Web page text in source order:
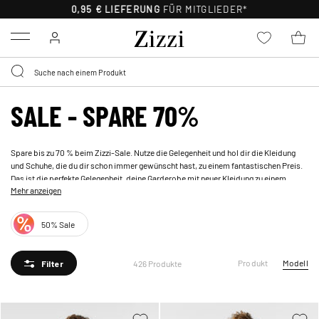
30 TAGE KOSTENLOSERÜCKSENDUNG FÜR MITGLIEDER
Menu
SALE - SPARE 70%
Spare bis zu 70 % beim Zizzi-Sale. Nutze die Gelegenheit und hol dir die Kleidung
und Schuhe, die du dir schon immer gewünscht hast, zu einem fantastischen Preis.
Das ist die perfekte Gelegenheit, deine Garderobe mit neuer Kleidung zu einem
Bruchteil des Preises aufzufrischen. Also beeil dich - deine Favoriten könnten
einer großen Auswahl an tollen Artikeln!
Mehr anzeigen
50% Sale
Filter 426 Produkte Produkt Modell